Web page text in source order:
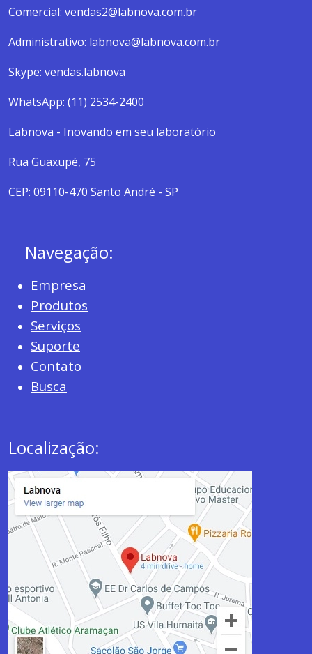
Comercial: vendas2@labnova.com.br
Administrativo: labnova@labnova.com.br
Skype: vendas.labnova
WhatsApp: (11) 2534-2400
Labnova - Inovando em seu laboratório
Rua Guaxupé, 75
CEP: 09110-470 Santo André - SP
Navegação:
Empresa
Produtos
Serviços
Suporte
Contato
Busca
Localização: